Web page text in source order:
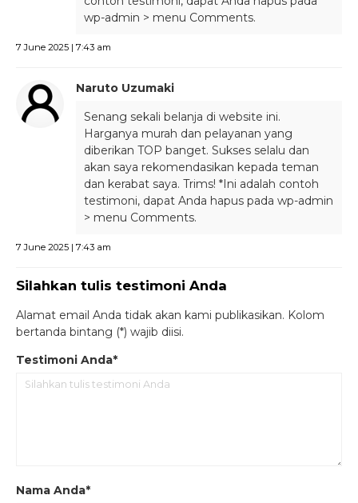
wp-admin > menu Comments.
7 June 2025 | 7:43 am
Naruto Uzumaki
Senang sekali belanja di website ini.
Harganya murah dan pelayanan yang
diberikan TOP banget. Sukses selalu dan
akan saya rekomendasikan kepada teman
dan kerabat saya. Trims! *Ini adalah contoh
testimoni, dapat Anda hapus pada wp-admin
> menu Comments.
7 June 2025 | 7:43 am
Silahkan tulis testimoni Anda
Alamat email Anda tidak akan kami publikasikan. Kolom
bertanda bintang (*) wajib diisi.
Testimoni Anda*
Nama Anda*